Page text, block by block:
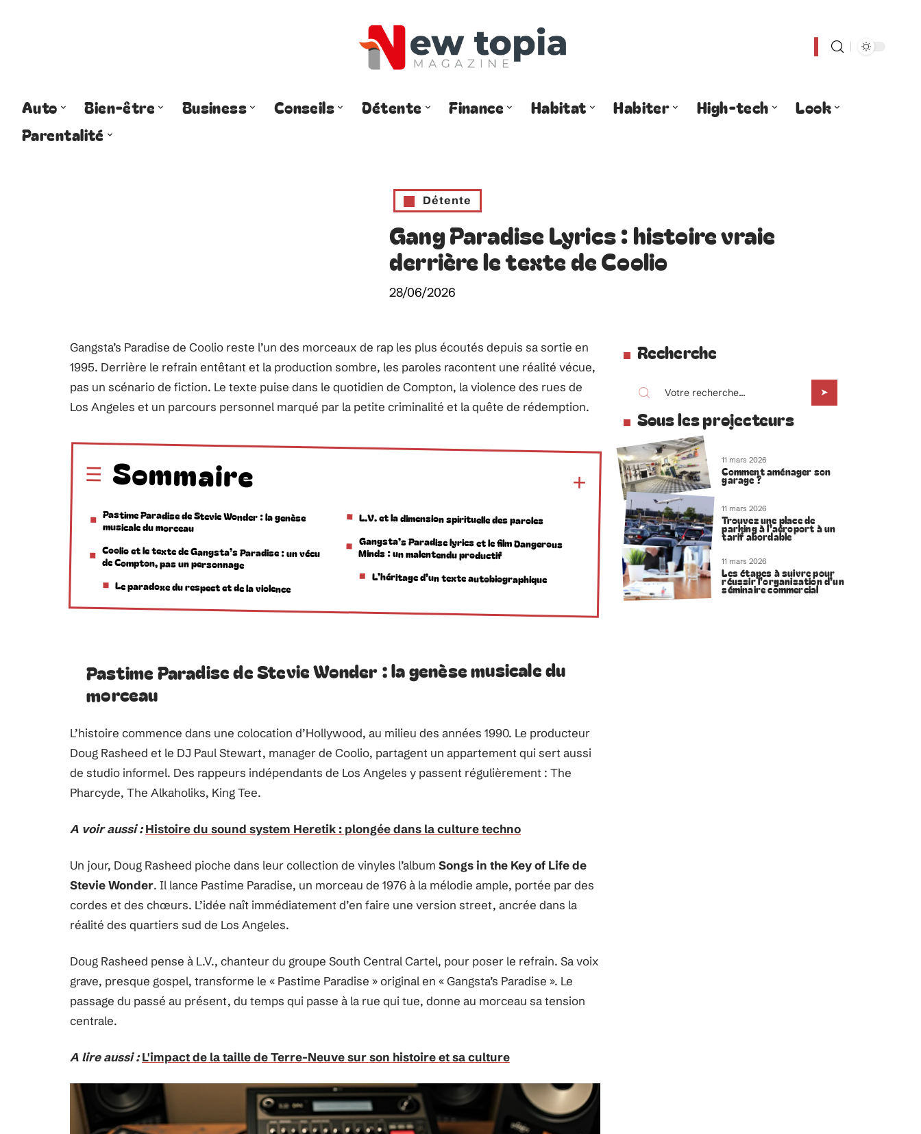
Auto Bien-être Business Conseils Détente Finance Habitat Habiter High-tech
Look
Parentalité
Détente
Gang Paradise Lyrics : histoire vraie
derrière le texte de Coolio
28/06/2026
Gangsta’s Paradise de Coolio reste l’un des morceaux de rap les plus écoutés depuis sa sortie en
1995. Derrière le refrain entêtant et la production sombre, les paroles racontent une réalité vécue,
pas un scénario de fiction. Le texte puise dans le quotidien de Compton, la violence des rues de
Los Angeles et un parcours personnel marqué par la petite criminalité et la quête de rédemption.
Sommaire
Pastime Paradise de Stevie Wonder : la genèse
musicale du morceau
Coolio et le texte de Gangsta’s Paradise : un vécu
de Compton, pas un personnage
Le paradoxe du respect et de la violence
L.V. et la dimension spirituelle des paroles
Gangsta’s Paradise lyrics et le film Dangerous
Minds : un malentendu productif
L’héritage d’un texte autobiographique
Pastime Paradise de Stevie Wonder : la genèse musicale du
morceau
L’histoire commence dans une colocation d’Hollywood, au milieu des années 1990. Le producteur
Doug Rasheed et le DJ Paul Stewart, manager de Coolio, partagent un appartement qui sert aussi
de studio informel. Des rappeurs indépendants de Los Angeles y passent régulièrement : The
Pharcyde, The Alkaholiks, King Tee.
A voir aussi : Histoire du sound system Heretik : plongée dans la culture techno
Un jour, Doug Rasheed pioche dans leur collection de vinyles l’album Songs in the Key of Life de
Stevie Wonder. Il lance Pastime Paradise, un morceau de 1976 à la mélodie ample, portée par des
cordes et des chœurs. L’idée naît immédiatement d’en faire une version street, ancrée dans la
réalité des quartiers sud de Los Angeles.
Doug Rasheed pense à L.V., chanteur du groupe South Central Cartel, pour poser le refrain. Sa voix
grave, presque gospel, transforme le « Pastime Paradise » original en « Gangsta’s Paradise ». Le
passage du passé au présent, du temps qui passe à la rue qui tue, donne au morceau sa tension
centrale.
A lire aussi : L'impact de la taille de Terre-Neuve sur son histoire et sa culture
Recherche
Sous les projecteurs
11 mars 2026
Comment aménager son
garage ?
11 mars 2026
Trouvez une place de
parking à l’aéroport à un
tarif abordable
11 mars 2026
Les étapes à suivre pour
réussir l’organisation d’un
séminaire commercial